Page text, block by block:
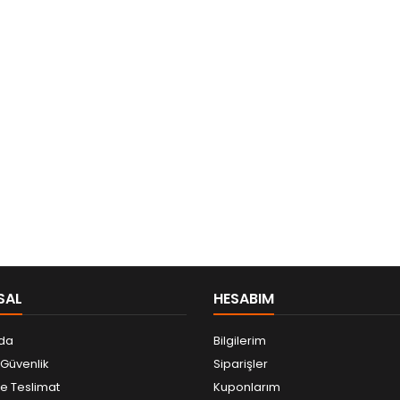
Teslimat
HESABIM
Bilgilerim
Siparişler
Kuponlarım